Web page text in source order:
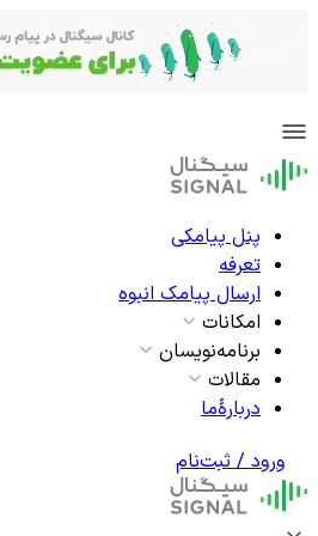
پنل پیامکی
تعرفه
ارسال پیامک انبوه
امکانات
برنامه‌نویسان
مقالات
دربارۀما
ورود / ثبت‌نام